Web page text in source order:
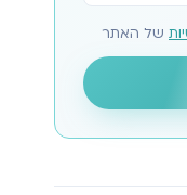
של האתר